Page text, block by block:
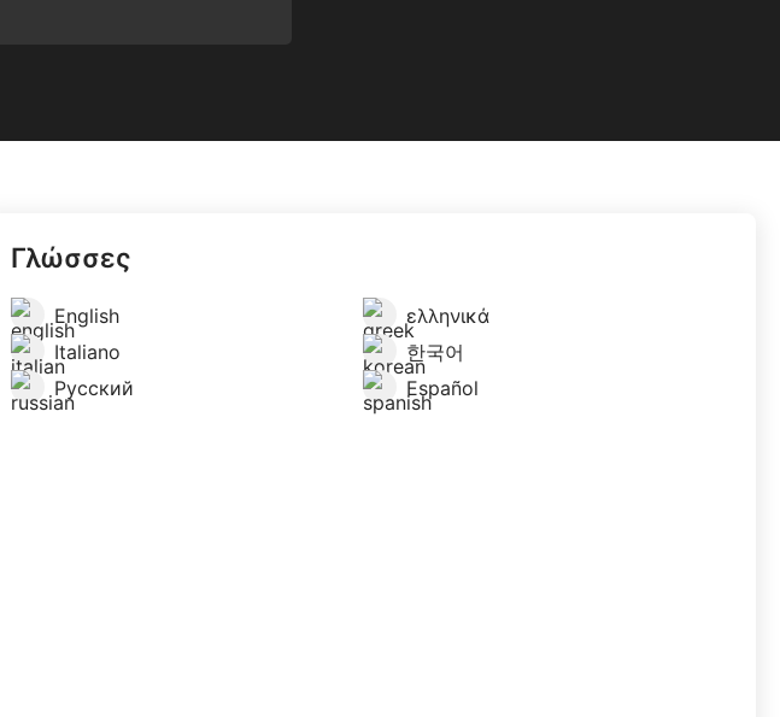
Γλώσσες
English
ελληνικά
Italiano
한국어
Русский
Español